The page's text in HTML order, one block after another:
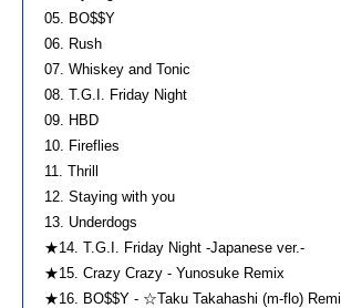
05. BO$$Y
06. Rush
07. Whiskey and Tonic
08. T.G.I. Friday Night
09. HBD
10. Fireflies
11. Thrill
12. Staying with you
13. Underdogs
★14. T.G.I. Friday Night -Japanese ver.-
★15. Crazy Crazy - Yunosuke Remix
★16. BO$$Y - ☆Taku Takahashi (m-flo)